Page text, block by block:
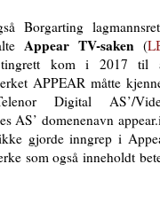
Borgarting
Appear TV-saken(
kom i 2017 til
APPEAR måtte
Digital AS’/
AS’ domenenavn
gjorde inngrep i
som også inneholdt